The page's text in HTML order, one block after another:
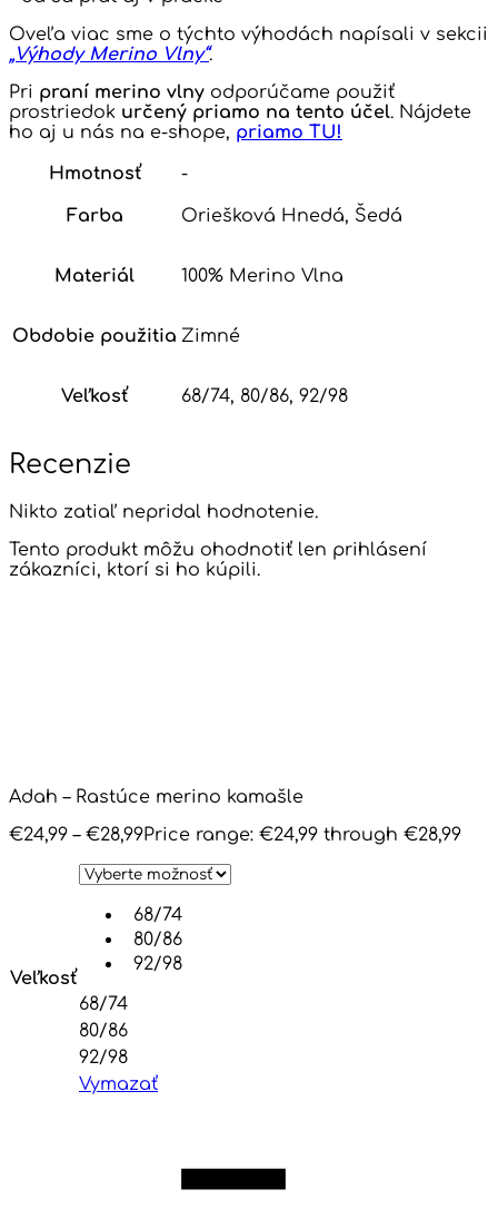
Oveľa viac sme o týchto výhodách napísali v sekcii
„Výhody Merino Vlny“.
Pri praní merino vlny odporúčame použiť
prostriedok určený priamo na tento účel. Nájdete
ho aj u nás na e-shope, priamo TU!
Hmotnosť -
Farba Oriešková Hnedá, Šedá
Materiál 100% Merino Vlna
Obdobie použitia Zimné
Veľkosť 68/74, 80/86, 92/98
Recenzie
Nikto zatiaľ nepridal hodnotenie.
Tento produkt môžu ohodnotiť len prihlásení
zákazníci, ktorí si ho kúpili.
Adah – Rastúce merino kamašle
€24,99 – €28,99Price range: €24,99 through €28,99
Veľkosť
68/74
80/86
92/98
68/74
80/86
92/98
Vymazať